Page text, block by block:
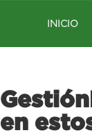
INICIO
en